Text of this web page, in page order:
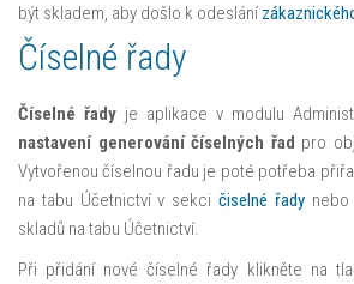
být skladem, aby došlo k odeslání
Číselné řady
Číselné řady je aplikace v modulu
nastavení generování číselných řad pro
Vytvořenou číselnou řadu je poté potřeba
na tabu Účetnictví v sekci čiselné řadynebo
skladů na tabu Účetnictví.
Při přidání nové číselné řady klikněte na